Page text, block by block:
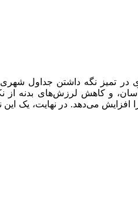
تمیز نگه داشتن جداول
آسان، و کاهش لرزش‌های بدنه
می‌دهد. در نهایت، یک این